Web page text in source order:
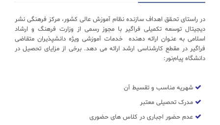
در راستای تحـقق اهداف سازنده نظام آموزش عالی کشور، مرکز فرهنگی نشر
دیجیتال توسعه تکمیلی فراگیر با مجوز رسمی از وزارت فرهنگ و ارشاد
اسلامی به عنـوان ارائه دهنده خدمات آموزشی ویژه دانشپذیران متقاضی
فراگیر در مقطع کارشناسی ارشد ارائه می دهد. برخی از مزایای تحصیل در
دانشگاه پیام‌نور:
شهریه مناسب و تقسیط آن
مدرک تحصیلی معتبر
عدم حضور اجباری در کلاس های حضوری